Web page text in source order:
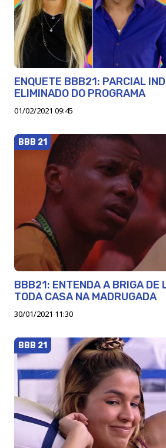
ENQUETE BBB21: PARCIAL
ELIMINADO DO PROGRAMA
01/02/2021 09:45
BBB 21
BBB21: ENTENDA A BRIGA DE
TODA CASA NA MADRUGADA
30/01/2021 11:30
BBB 21